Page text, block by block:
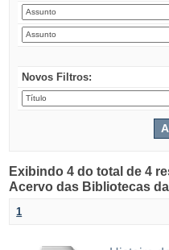
Novos Filtros:
Exibindo 4 do total de 4
Acervo das Bibliotecas da
1